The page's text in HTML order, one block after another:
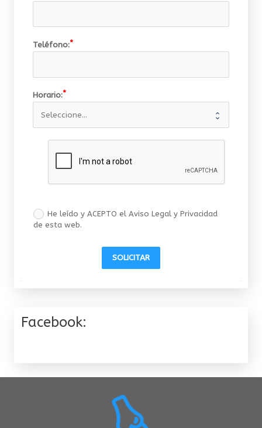
Teléfono:
Horario:
He leído y ACEPTO el Aviso Legal y Privacidad
de esta web.
SOLICITAR
Facebook: